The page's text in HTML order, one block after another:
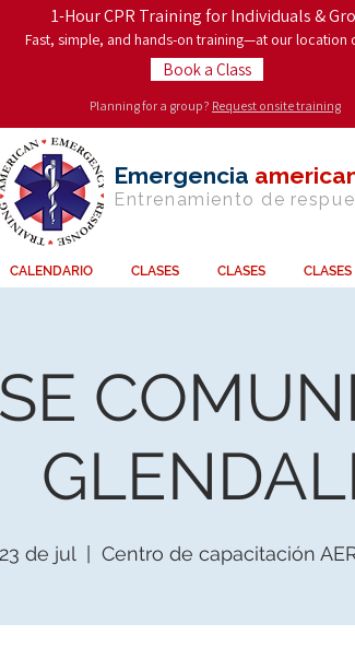
1-Hour CPR Training for Individuals &
Fast, simple, and hands-on training—at our location
Planning for a group? Request onsite training
Book a Class
Emergencia
Entrenamiento de
CALENDARIO CLASES CLASES CLASES
de jul Centro de capacitación